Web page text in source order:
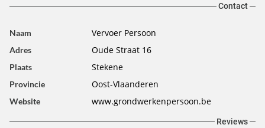
Contact
Naam Vervoer Persoon
Adres Oude Straat 16
Plaats Stekene
Provincie Oost-Vlaanderen
Website www.grondwerkenpersoon.be
Reviews